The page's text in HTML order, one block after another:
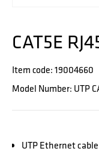
CAT5E
Item code: 19004660
Model Number: UTP
UTP Ethernet cable